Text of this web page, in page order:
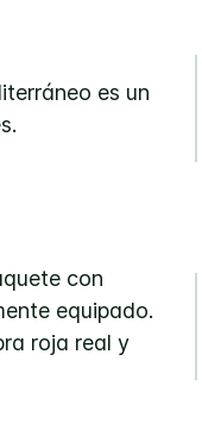
es un
con
equipado.
roja real y